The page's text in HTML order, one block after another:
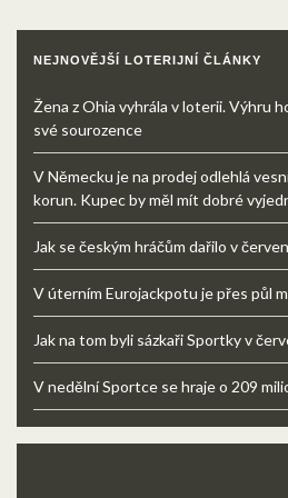
NEJNOVĚJŠÍ LOTERIJNÍ ČLÁNKY
Žena z Ohia vyhrála v loterii. Výhru
své sourozence
V Německu je na prodej odlehlá
korun. Kupec by měl mít dobré
Jak se českým hráčům dařilo v
V úterním Eurojackpotu je přes půl
Jak na tom byli sázkaři Sportky v
V nedělní Sportce se hraje o 209